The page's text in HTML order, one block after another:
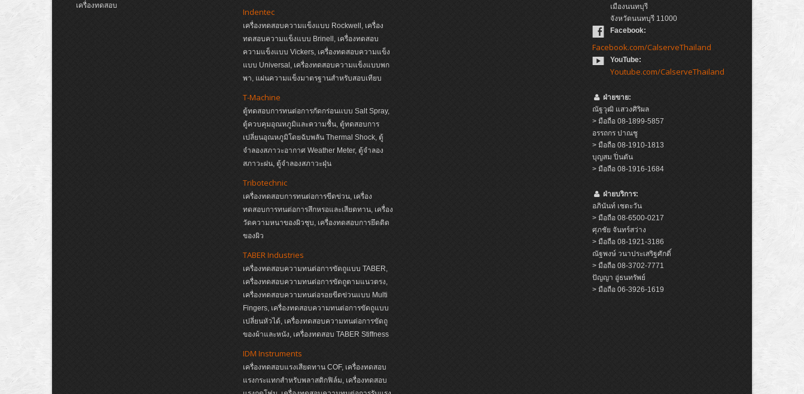
เครื่องทดสอบ
Indentec
เครื่องทดสอบความแข็งแบบ Rockwell, เครื่อง
ทดสอบความแข็งแบบ Brinell, เครื่องทดสอบ
ความแข็งแบบ Vickers, เครื่องทดสอบความแข็ง
แบบ Universal, เครื่องทดสอบความแข็งแบบพก
พา, แผ่นความแข็งมาตรฐานสำหรับสอบเทียบ
T-Machine
ตู้ทดสอบการทนต่อการกัดกร่อนแบบ Salt Spray,
ตู้ควบคุมอุณหภูมิและความชื้น, ตู้ทดสอบการ
เปลี่ยนอุณหภูมิโดยฉับพลัน Thermal Shock, ตู้
จำลองสภาวะอากาศ Weather Meter, ตู้จำลอง
สภาวะฝน, ตู้จำลองสภาวะฝุ่น
Tribotechnic
เครื่องทดสอบการทนต่อการขีดข่วน, เครื่อง
ทดสอบการทนต่อการสึกหรอและเสียดทาน, เครื่อง
วัดความหนาของผิวชุบ, เครื่องทดสอบการยึดติด
ของผิว
TABER Industries
เครื่องทดสอบความทนต่อการขัดถูแบบ TABER,
เครื่องทดสอบความทนต่อการขัดถูตามแนวตรง,
เครื่องทดสอบความทนต่อรอยขีดข่วนแบบ Multi
Fingers, เครื่องทดสอบความทนต่อการขัดถูแบบ
เปลี่ยนหัวได้, เครื่องทดสอบความทนต่อการขัดถู
ของผ้าและหนัง, เครื่องทดสอบ TABER Stiffness
IDM Instruments
เครื่องทดสอบแรงเสียดทาน COF, เครื่องทดสอบ
แรงกระแทกสำหรับพลาสติกฟิล์ม, เครื่องทดสอบ
เมืองนนทบุรี
จังหวัดนนทบุรี 11000
Facebook:
Facebook.com/CalserveThailand
YouTube:
Youtube.com/CalserveThailand
ฝ่ายขาย:
ณัฐวุฒิ แสวงศิริผล
> มือถือ 08-1899-5857
อรรถกร ปาณชู
> มือถือ 08-1910-1813
บุญสม ปิ่นตัน
> มือถือ 08-1916-1684
ฝ่ายบริการ:
อภินันท์ เชตะวัน
> มือถือ 08-6500-0217
ศุภชัย จันทร์สว่าง
> มือถือ 08-1921-3186
ณัฐพงษ์ วนาประเสริฐศักดิ์
> มือถือ 08-3702-7771
ปัญญา อู่ธนทรัพย์
> มือถือ 06-3926-1619